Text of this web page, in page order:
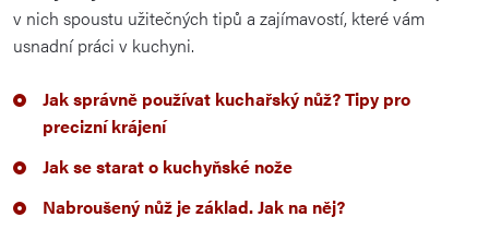
v nich spoustu užitečných tipů a zajímavostí, které vám
usnadní práci v kuchyni.
Jak správně používat kuchařský nůž? Tipy pro
precizní krájení
Jak se starat o kuchyňské nože
Nabroušený nůž je základ. Jak na něj?